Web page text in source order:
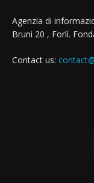
Agenzia di
Bruni 20 , Forlì.
Contact us: